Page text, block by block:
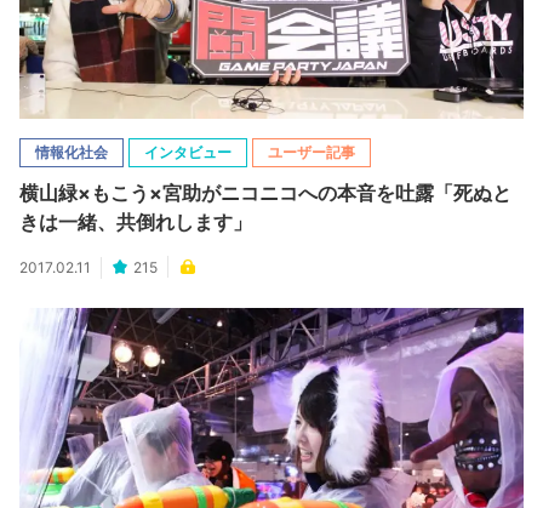
情報化社会 インタビュー ユーザー記事
横山緑×もこう×宮助がニコニコへの本音を吐露「死ぬと
きは一緒、共倒れします」
2017.02.11 215